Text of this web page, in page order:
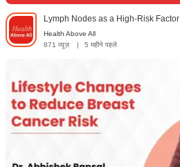
Lymph Nodes as a High-Risk Factor
Health Above All
871 व्यूज़
| 5 महीने पहले